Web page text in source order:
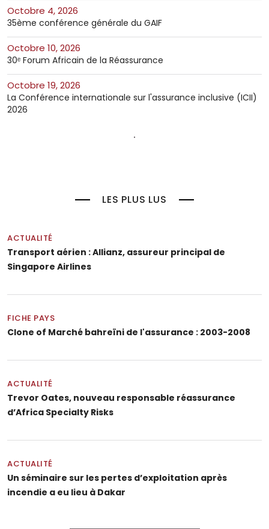
octobre 4, 2026
35ème conférence générale du GAIF
octobre 10, 2026
30ᵉ Forum Africain de la Réassurance
octobre 19, 2026
La Conférence internationale sur l'assurance inclusive (ICII)
2026
LES PLUS LUS
ACTUALITÉ
Transport aérien : Allianz, assureur principal de
Singapore Airlines
FICHE PAYS
Clone of Marché bahreïni de l'assurance : 2003-2008
ACTUALITÉ
Trevor Oates, nouveau responsable réassurance
d’Africa Specialty Risks
ACTUALITÉ
Un séminaire sur les pertes d’exploitation après
incendie a eu lieu à Dakar